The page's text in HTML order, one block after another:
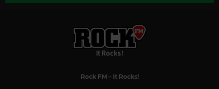
Rock FM– It Rocks!